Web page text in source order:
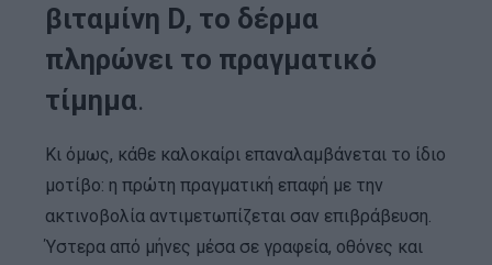
βιταμίνη D, το δέρμα
πληρώνει το πραγματικό
τίμημα.
Κι όμως, κάθε καλοκαίρι επαναλαμβάνεται το ίδιο
μοτίβο: η πρώτη πραγματική επαφή με την
ακτινοβολία αντιμετωπίζεται σαν επιβράβευση.
Ύστερα από μήνες μέσα σε γραφεία, οθόνες και